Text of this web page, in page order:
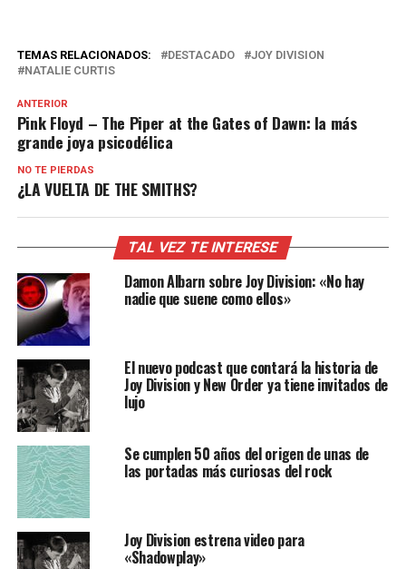
TEMAS RELACIONADOS: DESTACADO
JOY DIVISION
NATALIE CURTIS
ANTERIOR
Pink Floyd – The Piper at the Gates of Dawn: la más
grande joya psicodélica
NO TE PIERDAS
¿LA VUELTA DE THE SMITHS?
TAL VEZ TE INTERESE
Damon Albarn sobre Joy Division: «No hay
nadie que suene como ellos»
El nuevo podcast que contará la historia de
Joy Division y New Order ya tiene invitados de
lujo
Se cumplen 50 años del origen de unas de
las portadas más curiosas del rock
Joy Division estrena video para
«Shadowplay»